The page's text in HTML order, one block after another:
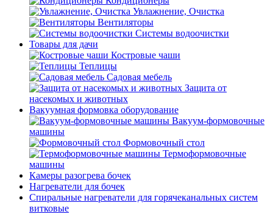
Увлажнение, Очистка
Вентиляторы
Системы водоочистки
Товары для дачи
Костровые чаши
Теплицы
Садовая мебель
Защита от
насекомых и животных
Вакуумная формовка оборудование
Вакуум-формовочные
машины
Формовочный стол
Термоформовочные
машины
Камеры разогрева бочек
Нагреватели для бочек
Спиральные нагреватели для горячеканальных систем
витковые